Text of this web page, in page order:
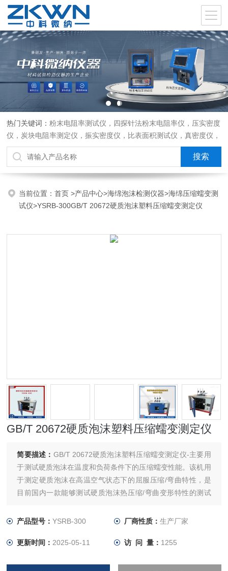
热门关键词：粉末电阻率测试仪，四探针法粉末电阻率仪，压实密度
仪，炭块电阻率测定仪，振实密度仪，比表面积测试仪，真密度仪，
炭块热膨胀仪，炭块透气率仪，炭块二氧化碳反应测定仪
当前位置：首页>产品中心>海绵泡沫检测仪器>海绵压缩蠕变测
试仪>YSRB-300GB/T 20672硬质泡沫塑料压缩蠕变测定仪
GB/T 20672硬质泡沫塑料压缩蠕变测定仪
简要描述： GB/T 20672硬质泡沫塑料压缩蠕变测定仪-主要用
于测试硬质泡沫在温度和负荷条件下的压缩蠕变性能。该机用
于测定硬质泡沫在高温空气状态下的屈服压缩/弯曲特性，是
目前国内一款能够测试硬质泡沫热压缩/弯曲变形特性的测试
产品型号：YSRB-300 厂商性质： 生产厂家
更新时间： 2025-05-11 访 问 量： 1255